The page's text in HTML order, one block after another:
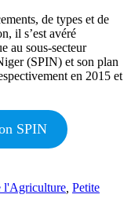
de types et de
il s’est avéré
au sous-secteur
(SPIN) et son plan
en 2015 et
SPIN
l'Agriculture Petite